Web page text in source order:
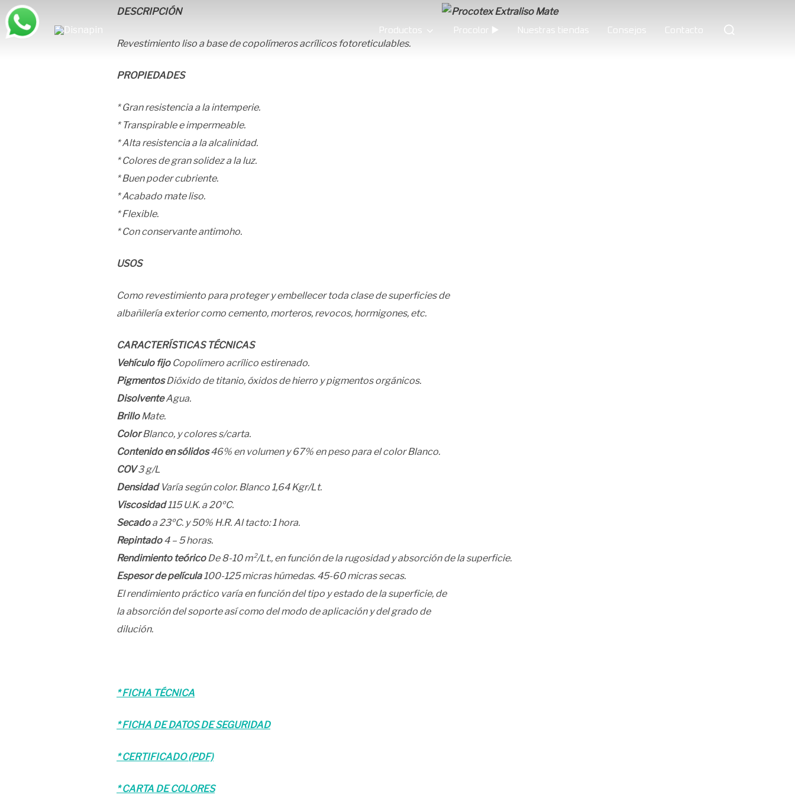
Saltar
al
contenido
Productos Procolor ▶️ Nuestras tiendas Consejos Contacto
DESCRIPCIÓN
Revestimiento liso a base de copolímeros acrílicos fotoreticulables.
PROPIEDADES
* Gran resistencia a la intemperie.
* Transpirable e impermeable.
* Alta resistencia a la alcalinidad.
* Colores de gran solidez a la luz.
* Buen poder cubriente.
* Acabado mate liso.
* Flexible.
* Con conservante antimoho.
USOS
Como revestimiento para proteger y embellecer toda clase de superficies de
albañilería exterior como cemento, morteros, revocos, hormigones, etc.
CARACTERÍSTICAS TÉCNICAS
Vehículo fijoCopolímero acrílico estirenado.
PigmentosDióxido de titanio, óxidos de hierro y pigmentos orgánicos.
DisolventeAgua.
BrilloMate.
ColorBlanco, y colores s/carta.
Contenido en sólidos46% en volumen y 67% en peso para el color Blanco.
COV3 g/L
DensidadVaría según color. Blanco 1,64 Kgr/Lt.
Viscosidad115 U.K. a 20ºC.
Secadoa 23ºC. y 50% H.R. Al tacto: 1 hora.
Repintado4 – 5 horas.
Rendimiento teóricoDe 8-10 m²/Lt., en función de la rugosidad y absorción de la superficie.
Espesor de película100-125 micras húmedas. 45-60 micras secas.
El rendimiento práctico varía en función del tipo y estado de la superficie, de
la absorción del soporte así como del modo de aplicación y del grado de
dilución.
* FICHA TÉCNICA
* FICHA DE DATOS DE SEGURIDAD
* CERTIFICADO (PDF)
* CARTA DE COLORES